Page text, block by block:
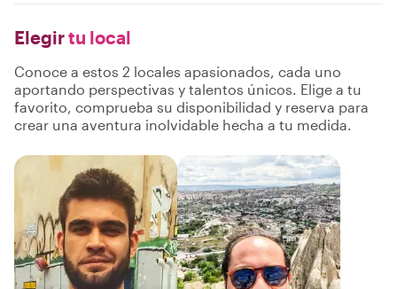
Elegirtu local
Conoce a estos 2 locales apasionados, cada uno
aportando perspectivas y talentos únicos. Elige a tu
favorito, comprueba su disponibilidad y reserva para
crear una aventura inolvidable hecha a tu medida.